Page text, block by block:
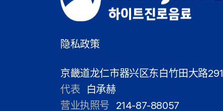
隐私政策
京畿道龙仁市器兴区东白竹田大路291
代表
白承赫
营业执照号
214-87-88057